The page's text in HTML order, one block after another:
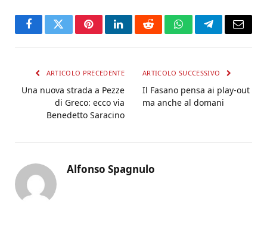
FacebookTwitterPinterestLinkedInRedditWhatsAppTelegramEmail
ARTICOLO PRECEDENTE
Una nuova strada a Pezze
di Greco: ecco via
Benedetto Saracino
ARTICOLO SUCCESSIVO
Il Fasano pensa ai play-out
ma anche al domani
Alfonso Spagnulo